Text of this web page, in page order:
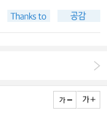
요와 협박이 필요한 법
생각난다.앙리 보스꼬
귀를 접어둔다. 오래
있다면, 좀 잼있는 오탈
가 잘못됐다면 반품한다.
혹됐던 시(詩)의 네 뿌
한 시인, 시인 가운데
, 공기와 흙으로 빚어진
엄밀하게 말해 인간의
슐라르의 시학(詩學)에
이 금이든 예술이든) 만